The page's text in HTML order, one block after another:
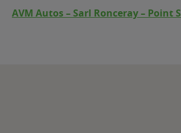
AVM Autos – Sarl Ronceray – Point S